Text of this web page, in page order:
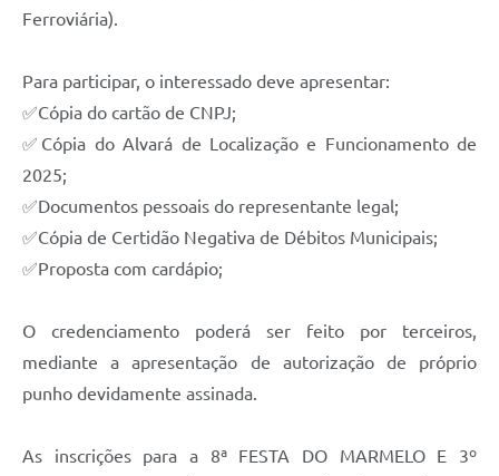
Ferroviária).
Para participar, o interessado deve apresentar:
✅Cópia do cartão de CNPJ;
✅Cópia do Alvará de Localização e Funcionamento de
2025;
✅Documentos pessoais do representante legal;
✅Cópia de Certidão Negativa de Débitos Municipais;
✅Proposta com cardápio;
O credenciamento poderá ser feito por terceiros,
mediante a apresentação de autorização de próprio
punho devidamente assinada.
As inscrições para a 8ª FESTA DO MARMELO E 3º